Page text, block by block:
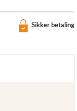
Sikker betaling